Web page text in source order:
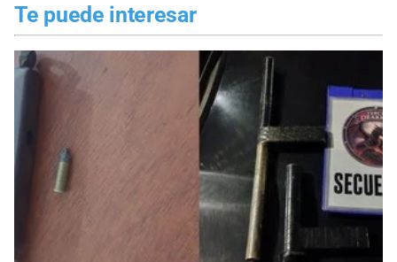
Te puede interesar